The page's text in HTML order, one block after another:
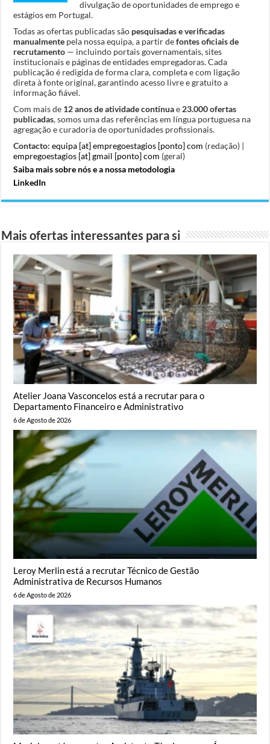
divulgação de oportunidades de emprego e
estágios em Portugal.
Todas as ofertas publicadas são pesquisadas e verificadas
manualmente pela nossa equipa, a partir defontes oficiais de
recrutamento — incluindo portais governamentais, sites
institucionais e páginas de entidades empregadoras. Cada
publicação é redigida de forma clara, completa e com ligação
direta à fonte original, garantindo acesso livre e gratuito a
informação fiável.
Com mais de 12 anos de atividade contínuae 23.000 ofertas
publicadas, somos uma das referências em língua portuguesa na
agregação e curadoria de oportunidades profissionais.
Contacto: equipa [at] empregoestagios [ponto] com (redação) |
empregoestagios [at] gmail [ponto] com (geral)
Saiba mais sobre nós e a nossa metodologia
LinkedIn
Mais ofertas interessantes para si
Atelier Joana Vasconcelos está a recrutar para o
Departamento Financeiro e Administrativo
6 de Agosto de 2026
Leroy Merlin está a recrutar Técnico de Gestão
Administrativa de Recursos Humanos
6 de Agosto de 2026